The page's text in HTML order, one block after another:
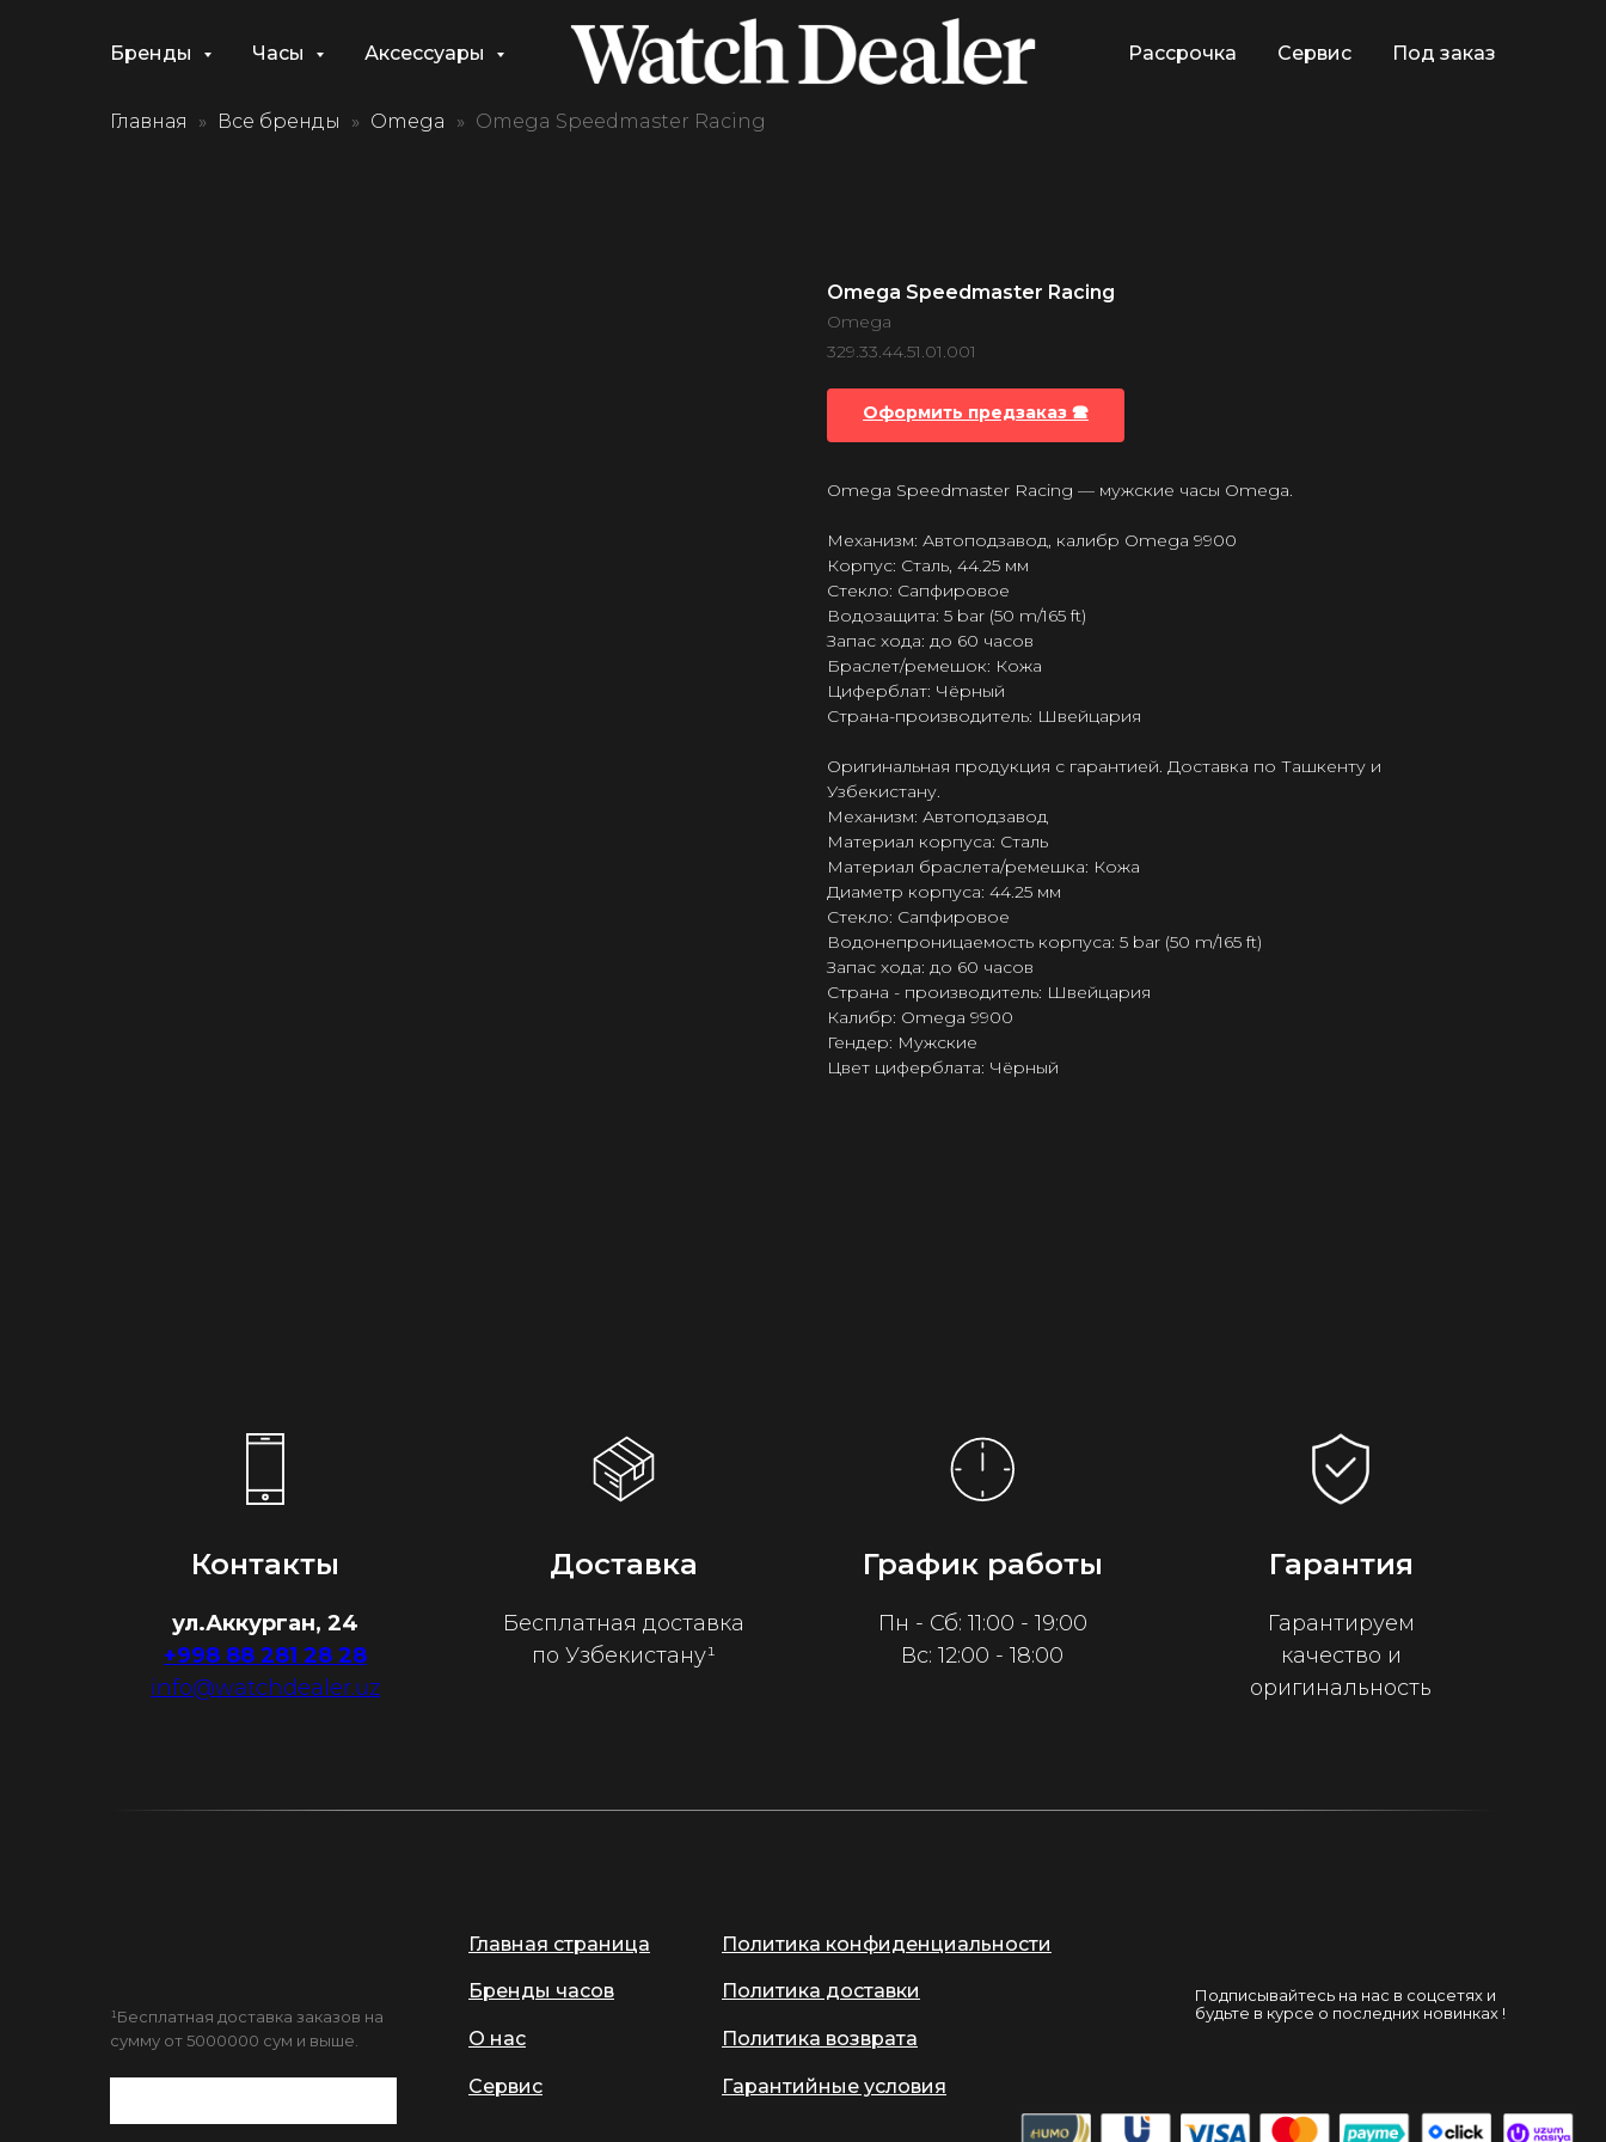
Бренды Часы Аксессуары Рассрочка Сервис Под заказ
Главная Все бренды Omega Omega Speedmaster Racing
Omega Speedmaster Racing
Omega
329.33.44.51.01.001
Оформить предзаказ 🕿
Omega Speedmaster Racing — мужские часы Omega.
Механизм: Автоподзавод, калибр Omega 9900
Корпус: Сталь, 44.25 мм
Стекло: Сапфировое
Водозащита: 5 bar (50 m/165 ft)
Запас хода: до 60 часов
Браслет/ремешок: Кожа
Циферблат: Чёрный
Страна-производитель: Швейцария
Оригинальная продукция с гарантией. Доставка по Ташкенту и
Узбекистану.
Механизм: Автоподзавод
Материал корпуса: Сталь
Материал браслета/ремешка: Кожа
Диаметр корпуса: 44.25 мм
Стекло: Сапфировое
Водонепроницаемость корпуса: 5 bar (50 m/165 ft)
Запас хода: до 60 часов
Страна - производитель: Швейцария
Калибр: Omega 9900
Гендер: Мужские
Цвет циферблата: Чёрный
Контакты
ул.Аккурган, 24
+998 88 281 28 28
info@watchdealer.uz
Доставка
Бесплатная доставка
по Узбекистану¹
График работы
Пн - Сб: 11:00 - 19:00
Вс: 12:00 - 18:00
Гарантия
Гарантируем
качество и
оригинальность
Подписывайтесь на нас в соцсетях и
будьте в курсе о последних новинках !
Главная страница
Бренды часов
О нас
Сервис
¹Бесплатная доставка заказов на
сумму от 5000000 сум и выше.
Политика конфиденциальности
Политика доставки
Политика возврата
Гарантийные условия